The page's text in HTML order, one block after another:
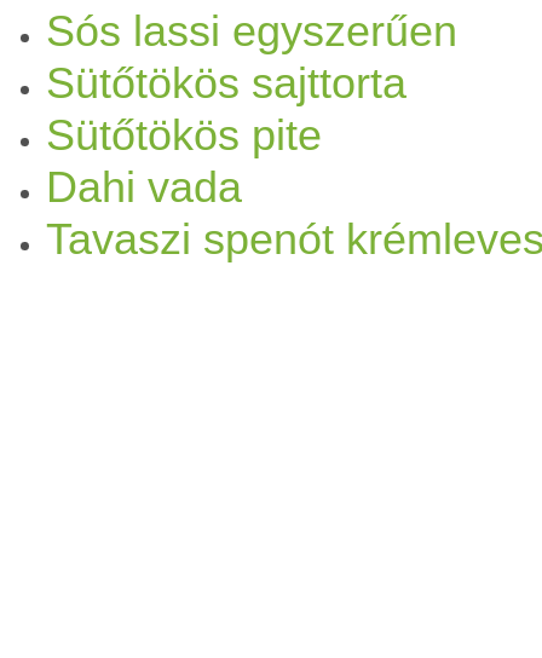
Sós lassi egyszerűen
Sütőtökös sajttorta
Sütőtökös pite
Dahi vada
Tavaszi spenót